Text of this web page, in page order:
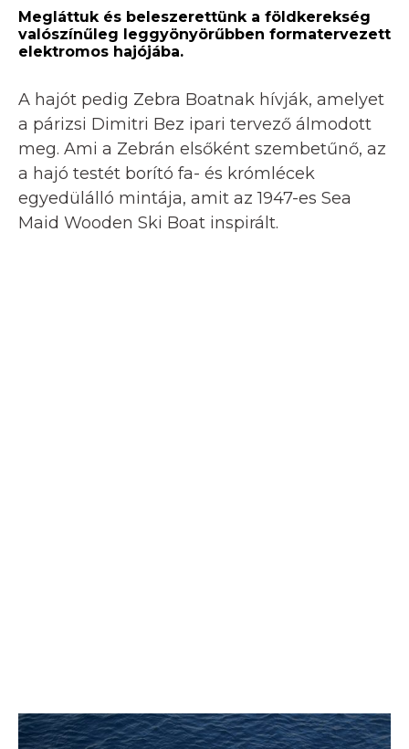
Megláttuk és beleszerettünk a földkerekség
valószínűleg leggyönyörűbben formatervezett
elektromos hajójába.
A hajót pedig Zebra Boatnak hívják, amelyet
a párizsi Dimitri Bez ipari tervező álmodott
meg. Ami a Zebrán elsőként szembetűnő, az
a hajó testét borító fa- és krómlécek
egyedülálló mintája, amit az 1947-es Sea
Maid Wooden Ski Boat inspirált.